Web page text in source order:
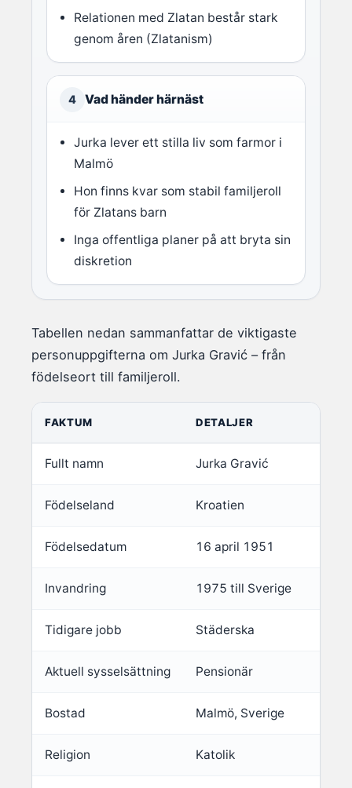
Relationen med Zlatan består stark
genom åren (Zlatanism)
4 Vad händer härnäst
Jurka lever ett stilla liv som farmor i
Malmö
Hon finns kvar som stabil familjeroll
för Zlatans barn
Inga offentliga planer på att bryta sin
diskretion
Tabellen nedan sammanfattar de viktigaste
personuppgifterna om Jurka Gravić – från
födelseort till familjeroll.
FAKTUM DETALJER
Fullt namn Jurka Gravić
Födelseland Kroatien
Födelsedatum 16 april 1951
Invandring 1975 till Sverige
Tidigare jobb Städerska
Aktuell sysselsättning Pensionär
Bostad Malmö, Sverige
Religion Katolik